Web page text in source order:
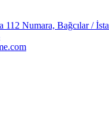
Numara, Bağcılar /